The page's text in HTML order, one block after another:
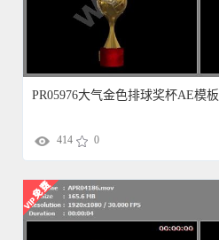
PR05976大气金色排球奖杯AE模板
414 0